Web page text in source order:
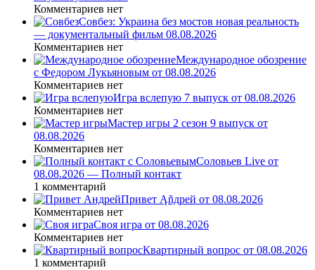
Комментариев нет
Совбез: Украина без мостов новая реальность
— документальный фильм 08.08.2026
Комментариев нет
Международное обозрение
с Федором Лукьяновым от 08.08.2026
Комментариев нет
Игра вслепую 7 выпуск от 08.08.2026
Комментариев нет
Мастер игры 2 сезон 9 выпуск от
08.08.2026
Комментариев нет
Соловьев Live от
08.08.2026 — Полный контакт
1 комментарий
Привет Ąñдpей от 08.08.2026
Комментариев нет
Своя игра от 08.08.2026
Комментариев нет
Квартирный вопрос от 08.08.2026
1 комментарий